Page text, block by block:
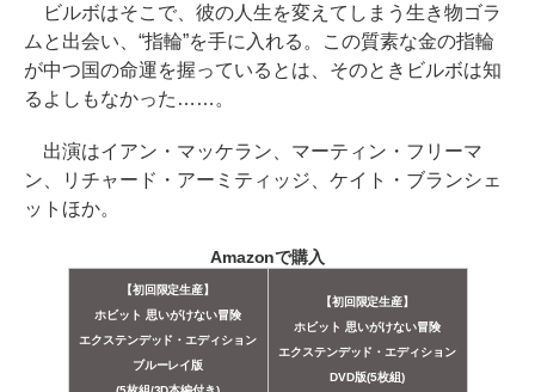
ビルボはそこで、彼の人生を変えてしまう生き物ゴラ
ムと出会い、“指輪”を手に入れる。この質素な金の指輪
が中つ国の命運を握っているとは、そのときビルボは知
るよしもなかった……。
出演はイアン・マッケラン、マーティン・フリーマ
ン、リチャード・アーミティッジ、ケイト・ブランシェ
ットほか。
Amazonで購入
【初回限定生産】
ホビット 思いがけない冒険
エクステンデッド・エディション
ブルーレイ版
【初回限定生産】
ホビット 思いがけない冒険
エクステンデッド・エディション
DVD版(5枚組)